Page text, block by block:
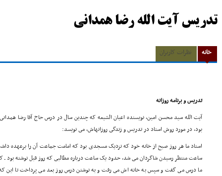
تدریس آیت الله رضا همدانی
خانه نظرات کاربران
تدریس و برنامه روزانه
آیت الله سید محسن امین، نویسنده اعیان الشیعه که چندین سال در درس حاج آقا رضا
بود، در مورد روش استاد در تدریس و زندگى روزانهاش، مى نویسد:
استاد ما هر روز صبح از خانه خود که نزدیک مسجدى بود که امامت جماعت آن را برعهده
ساعت منتظر رسیدن شاگردان مى شد، حدود یک ساعت درباره مطالبى که روز قبل نوشته بود ـ
ما درس مى گفت و سپس به خانه اش مى رفت و به نوشتن درس روز بعد مى پرداخت تا